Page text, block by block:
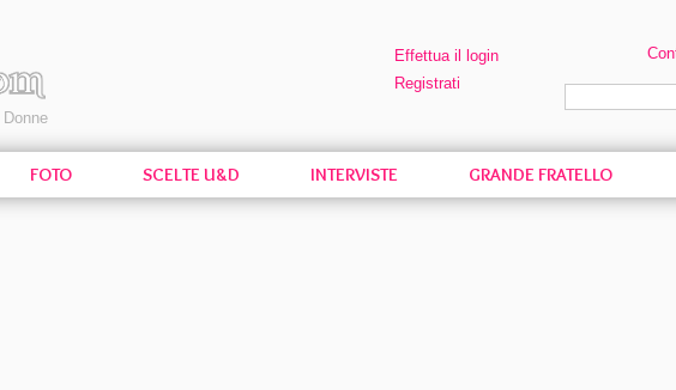
Effettua il login
Registrati
FOTO SCELTE U&D INTERVISTE GRANDE FRATELLO